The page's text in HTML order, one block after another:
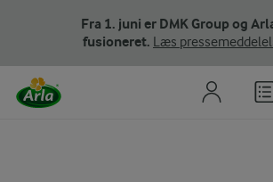
Fra 1. juni er DMK Group og
fusioneret. Læs